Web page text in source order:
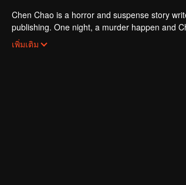
Chen Chao is a horror and suspense story
publishing. One night, a murder happen and
interrogated, he swore that it wasn't his
เพิ่มเติม